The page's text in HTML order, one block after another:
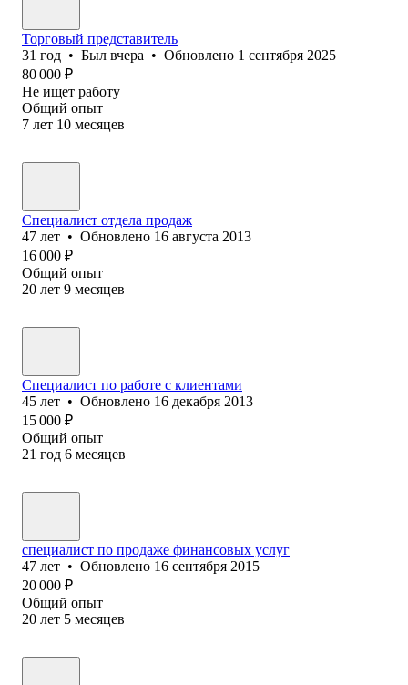
Торговый представитель
31 год • Был вчера • Обновлено 1 сентября 2025
80 000 ₽
Не ищет работу
Общий опыт
7 лет 10 месяцев
Специалист отдела продаж
47 лет • Обновлено 16 августа 2013
16 000 ₽
Общий опыт
20 лет 9 месяцев
Специалист по работе с клиентами
45 лет • Обновлено 16 декабря 2013
15 000 ₽
Общий опыт
21 год 6 месяцев
специалист по продаже финансовых услуг
47 лет • Обновлено 16 сентября 2015
20 000 ₽
Общий опыт
20 лет 5 месяцев